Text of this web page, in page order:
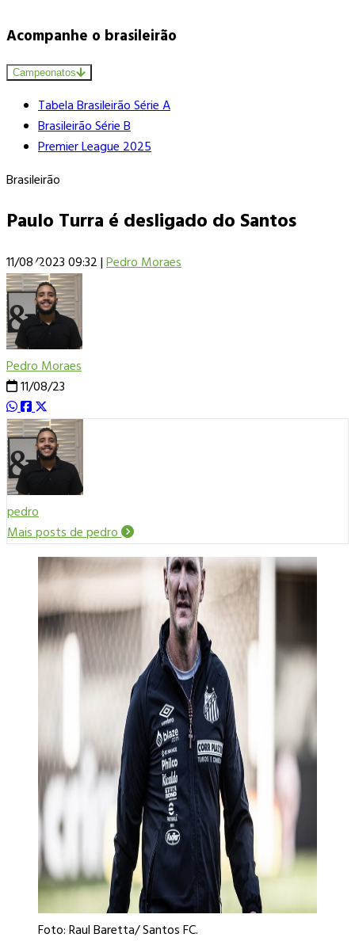
Acompanhe o brasileirão
Campeonatos
Tabela Brasileirão Série A
Brasileirão Série B
Premier League 2025
Brasileirão
Paulo Turra é desligado do Santos
11/08/2023 09:32|Pedro Moraes
Pedro Moraes
11/08/23
pedro
Mais posts de pedro
Foto: Raul Baretta/ Santos FC.